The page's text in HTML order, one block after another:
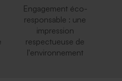
Engagement éco-
responsable : une
impression
respectueuse de
l'environnement